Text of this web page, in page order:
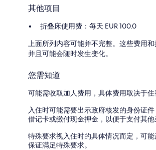
其他项目
折叠床使用费：每天 EUR 100.0
上面所列内容可能并不完整。这些费用和
并且可能会随时发生变化。
您需知道
可能需收取加人费用，具体费用取决于住
入住时可能需要出示政府核发的身份证件
借记卡或缴付现金押金，以便于支付其
特殊要求视入住时的具体情况而定，可
保证满足特殊要求。